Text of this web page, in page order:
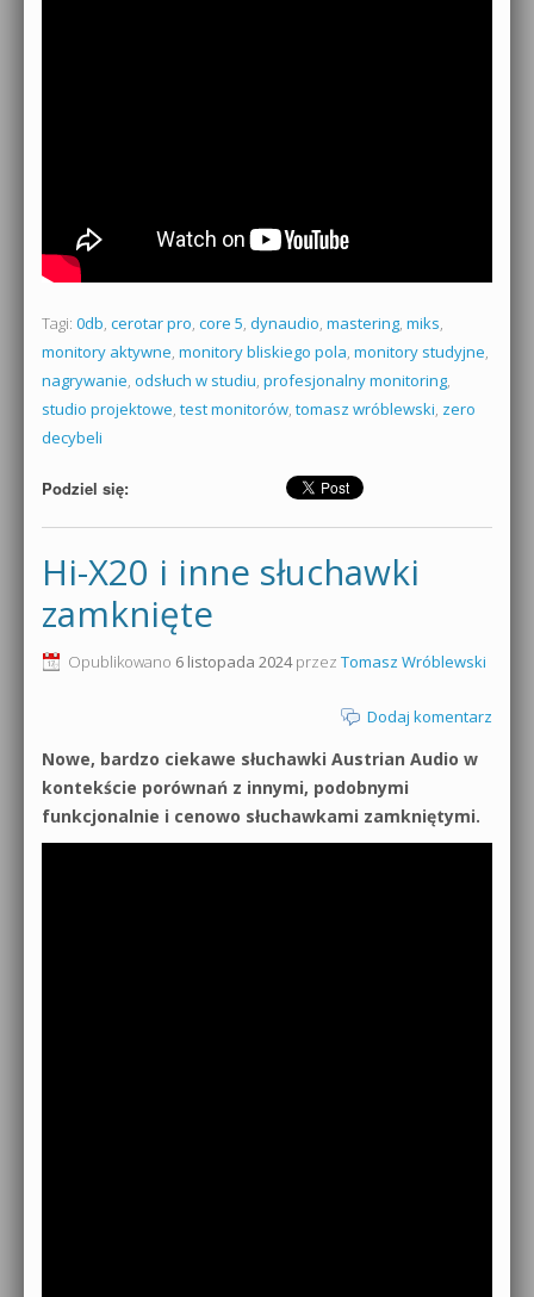
Tagi: 0db, cerotar pro, core 5, dynaudio, mastering, miks,
monitory aktywne, monitory bliskiego pola, monitory studyjne,
nagrywanie, odsłuch w studiu, profesjonalny monitoring,
studio projektowe, test monitorów, tomasz wróblewski, zero
decybeli
Podziel się:
Hi-X20 i inne słuchawki
zamknięte
Opublikowano 6 listopada 2024przez Tomasz Wróblewski
Dodaj komentarz
Nowe, bardzo ciekawe słuchawki Austrian Audio w
kontekście porównań z innymi, podobnymi
funkcjonalnie i cenowo słuchawkami zamkniętymi.